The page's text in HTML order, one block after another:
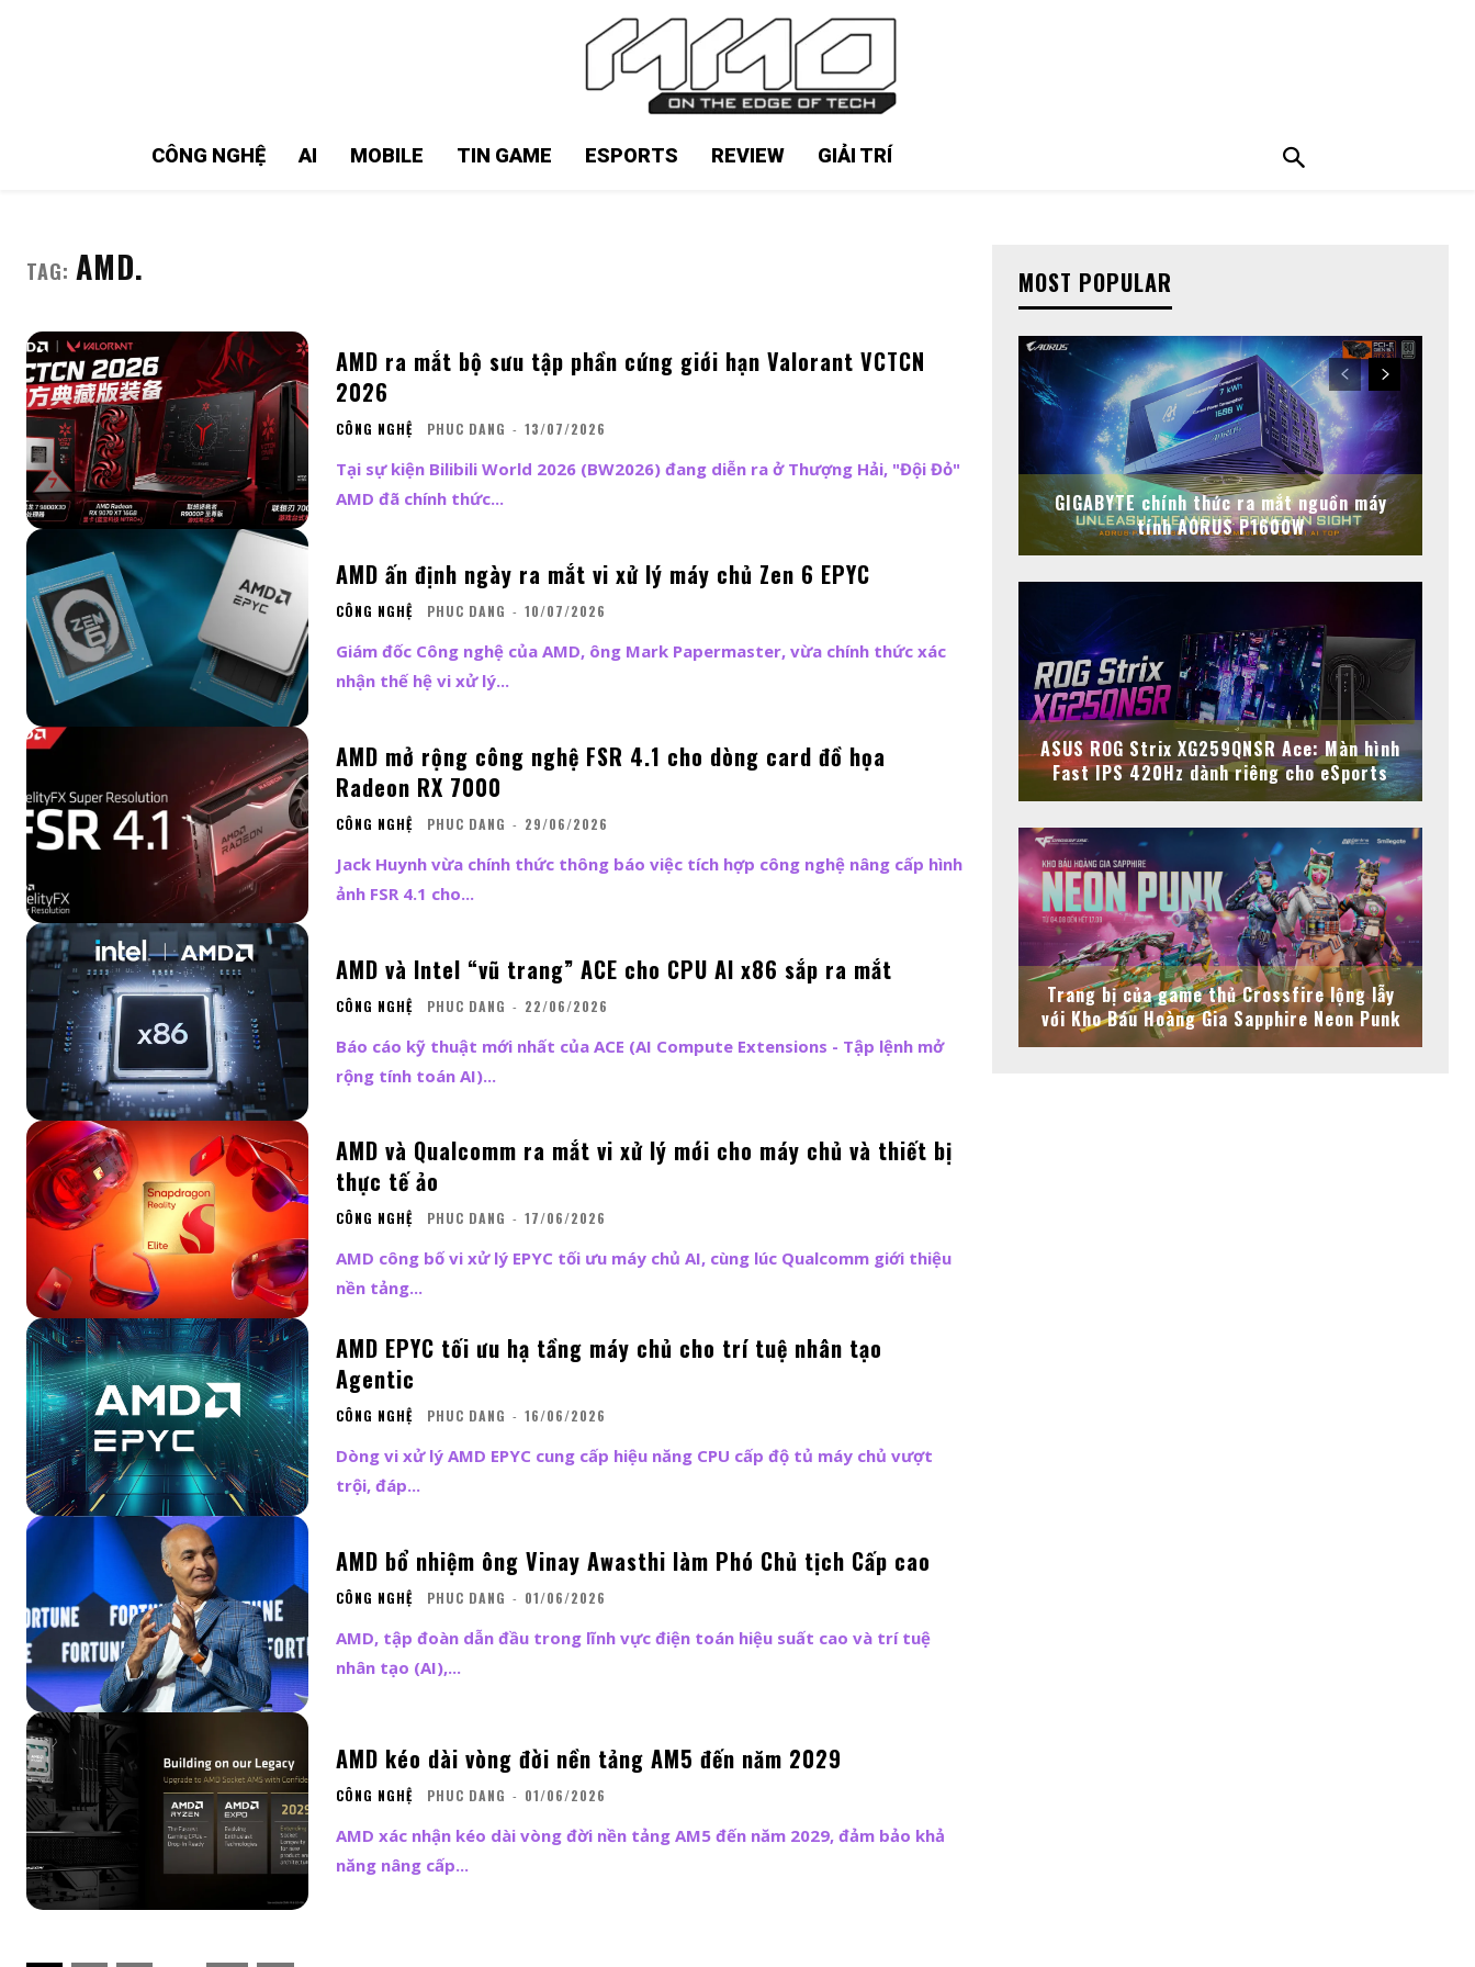
CÔNG NGHỆ AI MOBILE TIN GAME ESPORTS REVIEW GIẢI TRÍ
TAG: AMD.
AMD ra mắt bộ sưu tập phần cứng giới hạn Valorant VCTCN
2026
CÔNG NGHỆ PHUC DANG - 13/07/2026
Tại sự kiện Bilibili World 2026 (BW2026) đang diễn ra ở Thượng Hải, "Đội Đỏ"
AMD đã chính thức...
AMD ấn định ngày ra mắt vi xử lý máy chủ Zen 6 EPYC
CÔNG NGHỆ PHUC DANG - 10/07/2026
Giám đốc Công nghệ của AMD, ông Mark Papermaster, vừa chính thức xác
nhận thế hệ vi xử lý...
AMD mở rộng công nghệ FSR 4.1 cho dòng card đồ họa
Radeon RX 7000
CÔNG NGHỆ PHUC DANG - 29/06/2026
Jack Huynh vừa chính thức thông báo việc tích hợp công nghệ nâng cấp hình
ảnh FSR 4.1 cho...
AMD và Intel “vũ trang” ACE cho CPU AI x86 sắp ra mắt
CÔNG NGHỆ PHUC DANG - 22/06/2026
Báo cáo kỹ thuật mới nhất của ACE (AI Compute Extensions - Tập lệnh mở
rộng tính toán AI)...
AMD và Qualcomm ra mắt vi xử lý mới cho máy chủ và thiết bị
thực tế ảo
CÔNG NGHỆ PHUC DANG - 17/06/2026
AMD công bố vi xử lý EPYC tối ưu máy chủ AI, cùng lúc Qualcomm giới thiệu
nền tảng...
AMD EPYC tối ưu hạ tầng máy chủ cho trí tuệ nhân tạo
Agentic
CÔNG NGHỆ PHUC DANG - 16/06/2026
Dòng vi xử lý AMD EPYC cung cấp hiệu năng CPU cấp độ tủ máy chủ vượt
trội, đáp...
AMD bổ nhiệm ông Vinay Awasthi làm Phó Chủ tịch Cấp cao
CÔNG NGHỆ PHUC DANG - 01/06/2026
AMD, tập đoàn dẫn đầu trong lĩnh vực điện toán hiệu suất cao và trí tuệ
nhân tạo (AI),...
AMD kéo dài vòng đời nền tảng AM5 đến năm 2029
CÔNG NGHỆ PHUC DANG - 01/06/2026
AMD xác nhận kéo dài vòng đời nền tảng AM5 đến năm 2029, đảm bảo khả
năng nâng cấp...
MOST POPULAR
GIGABYTE chính thức ra mắt nguồn máy
tính AORUS P1600W
ASUS ROG Strix XG259QNSR Ace: Màn hình
Fast IPS 420Hz dành riêng cho eSports
Trang bị của game thủ Crossfire lộng lẫy
với Kho Báu Hoàng Gia Sapphire Neon Punk